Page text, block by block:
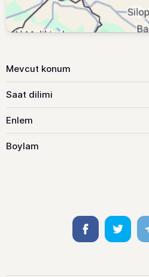
Mevcut konum
Saat dilimi
Enlem
Boylam
FacebookTwitter